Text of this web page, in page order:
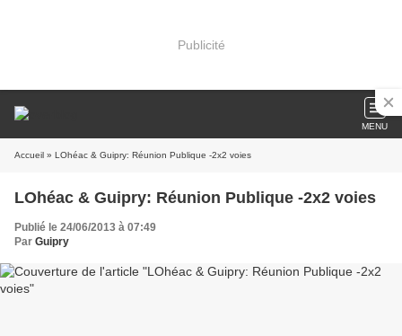
Publicité
MENU
Accueil » LOhéac & Guipry: Réunion Publique -2x2 voies
LOhéac & Guipry: Réunion Publique -2x2 voies
Publié le 24/06/2013 à 07:49
Par Guipry